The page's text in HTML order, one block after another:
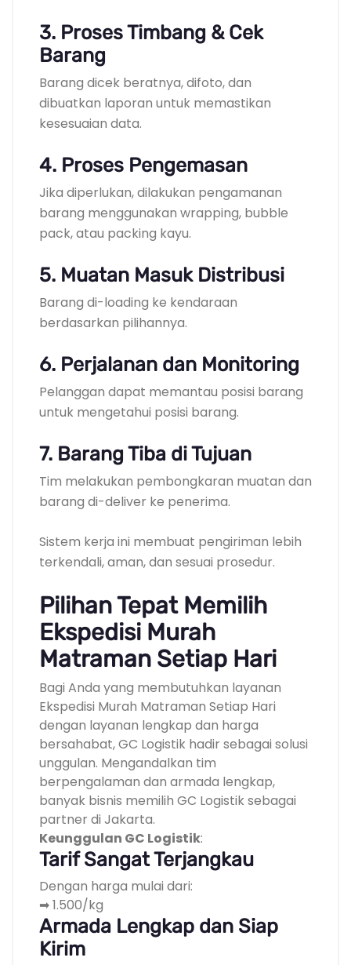
3. Proses Timbang & Cek
Barang
Barang dicek beratnya, difoto, dan
dibuatkan laporan untuk memastikan
kesesuaian data.
4. Proses Pengemasan
Jika diperlukan, dilakukan pengamanan
barang menggunakan wrapping, bubble
pack, atau packing kayu.
5. Muatan Masuk Distribusi
Barang di-loading ke kendaraan
berdasarkan pilihannya.
6. Perjalanan dan Monitoring
Pelanggan dapat memantau posisi barang
untuk mengetahui posisi barang.
7. Barang Tiba di Tujuan
Tim melakukan pembongkaran muatan dan
barang di-deliver ke penerima.
Sistem kerja ini membuat pengiriman lebih
terkendali, aman, dan sesuai prosedur.
Pilihan Tepat Memilih
Ekspedisi Murah
Matraman Setiap Hari
Bagi Anda yang membutuhkan layanan
Ekspedisi Murah Matraman Setiap Hari
dengan layanan lengkap dan harga
bersahabat, GC Logistik hadir sebagai solusi
unggulan. Mengandalkan tim
berpengalaman dan armada lengkap,
banyak bisnis memilih GC Logistik sebagai
partner di Jakarta.
Keunggulan GC Logistik:
Tarif Sangat Terjangkau
Dengan harga mulai dari:
➡ 1.500/kg
Armada Lengkap dan Siap
Kirim